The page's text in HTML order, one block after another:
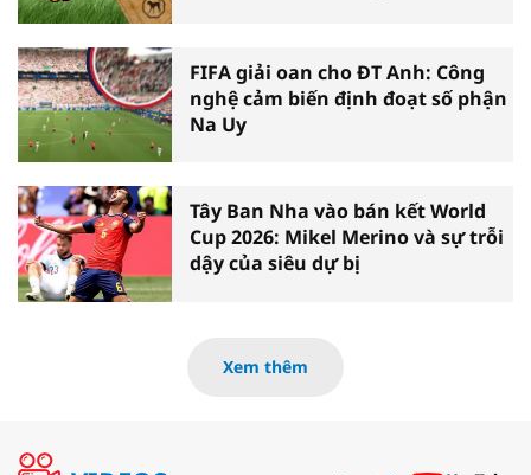
FIFA giải oan cho ĐT Anh: Công
nghệ cảm biến định đoạt số phận
Na Uy
Tây Ban Nha vào bán kết World
Cup 2026: Mikel Merino và sự trỗi
dậy của siêu dự bị
Xem thêm